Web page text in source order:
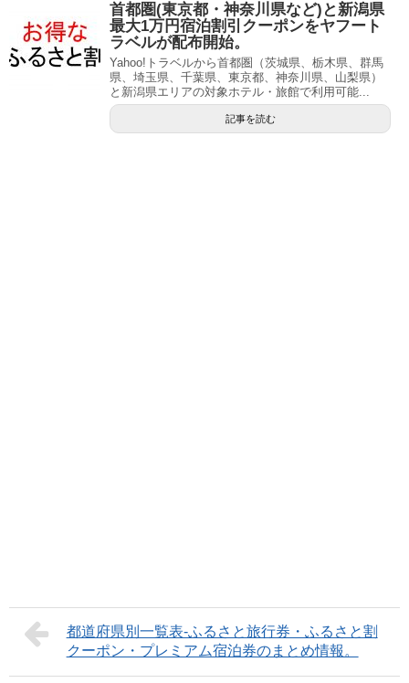
首都圏(東京都・神奈川県など)と新潟県
最大1万円宿泊割引クーポンをヤフート
ラベルが配布開始。
Yahoo!トラベルから首都圏（茨城県、栃木県、群馬
県、埼玉県、千葉県、東京都、神奈川県、山梨県）
と新潟県エリアの対象ホテル・旅館で利用可能...
記事を読む
都道府県別一覧表-ふるさと旅行券・ふるさと割
クーポン・プレミアム宿泊券のまとめ情報。